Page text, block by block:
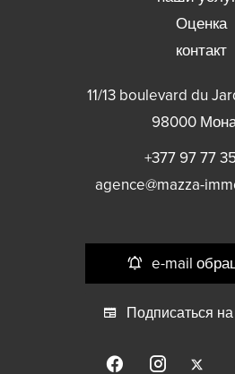
Оценка
контакт
11/13 boulevard du
98000
+377 97 77
agence@mazza-
e-mail
Подписаться